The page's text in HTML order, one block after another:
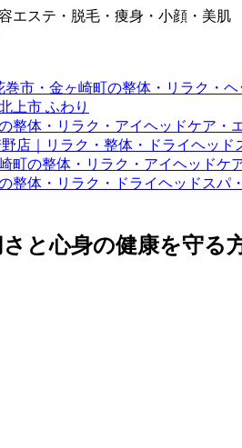
エステ・脱毛・痩身・小顔・美肌
巻市・金ヶ崎町の整体・リラク・
上市 ふわり
整体・リラク・アイヘッドケア・
店｜リラク・整体・ドライヘッド
町の整体・リラク・アイヘッドケ
整体・リラク・ドライヘッドスパ
と心身の健康を守る